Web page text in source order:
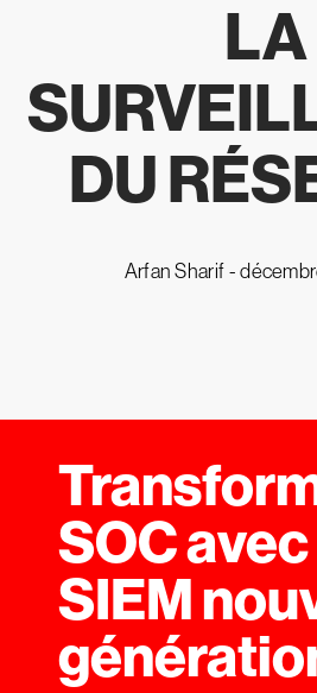
LA
DU
Arfan Sharif -
SOC
SIEM